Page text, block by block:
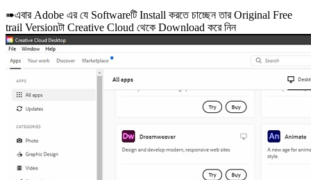
➠এবার Adobe এর যে Softwareটি Install করতে চাচ্ছেন তার Original Free
trail Versionটা Creative Cloud থেকে Download করে নিন